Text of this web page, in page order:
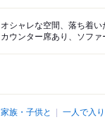
オシャレな空間、落ち着い
カウンター席あり、ソファ
家族・子供と 一人で入